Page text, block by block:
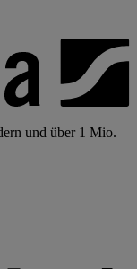
und über 1 Mio.